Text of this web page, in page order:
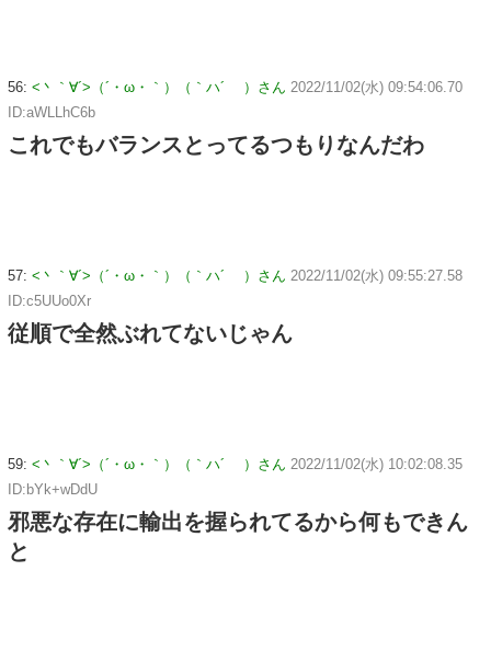
56: <丶｀∀´>（´・ω・｀）（｀ハ´ ）さん 2022/11/02(水) 09:54:06.70
ID:aWLLhC6b
これでもバランスとってるつもりなんだわ
57: <丶｀∀´>（´・ω・｀）（｀ハ´ ）さん 2022/11/02(水) 09:55:27.58
ID:c5UUo0Xr
従順で全然ぶれてないじゃん
59: <丶｀∀´>（´・ω・｀）（｀ハ´ ）さん 2022/11/02(水) 10:02:08.35
ID:bYk+wDdU
邪悪な存在に輸出を握られてるから何もできん
と